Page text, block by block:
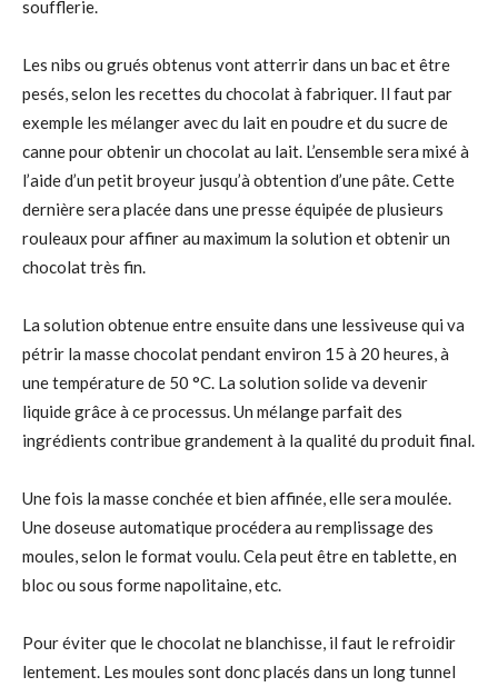
soufflerie.
Les nibs ou grués obtenus vont atterrir dans un bac et être
pesés, selon les recettes du chocolat à fabriquer. Il faut par
exemple les mélanger avec du lait en poudre et du sucre de
canne pour obtenir un chocolat au lait. L’ensemble sera mixé à
l’aide d’un petit broyeur jusqu’à obtention d’une pâte. Cette
dernière sera placée dans une presse équipée de plusieurs
rouleaux pour affiner au maximum la solution et obtenir un
chocolat très fin.
La solution obtenue entre ensuite dans une lessiveuse qui va
pétrir la masse chocolat pendant environ 15 à 20 heures, à
une température de 50 °C. La solution solide va devenir
liquide grâce à ce processus. Un mélange parfait des
ingrédients contribue grandement à la qualité du produit final.
Une fois la masse conchée et bien affinée, elle sera moulée.
Une doseuse automatique procédera au remplissage des
moules, selon le format voulu. Cela peut être en tablette, en
bloc ou sous forme napolitaine, etc.
Pour éviter que le chocolat ne blanchisse, il faut le refroidir
lentement. Les moules sont donc placés dans un long tunnel